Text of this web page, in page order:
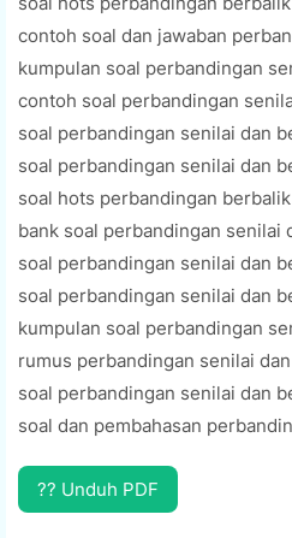
contoh soal dan jawaban
kumpulan soal perbandingan
contoh soal perbandingan
soal perbandingan senilai dan
soal perbandingan senilai dan
soal hots perbandingan
bank soal perbandingan senilai
soal perbandingan senilai dan
soal perbandingan senilai dan
kumpulan soal perbandingan
rumus perbandingan senilai
soal perbandingan senilai dan
soal dan pembahasan
?? Unduh PDF